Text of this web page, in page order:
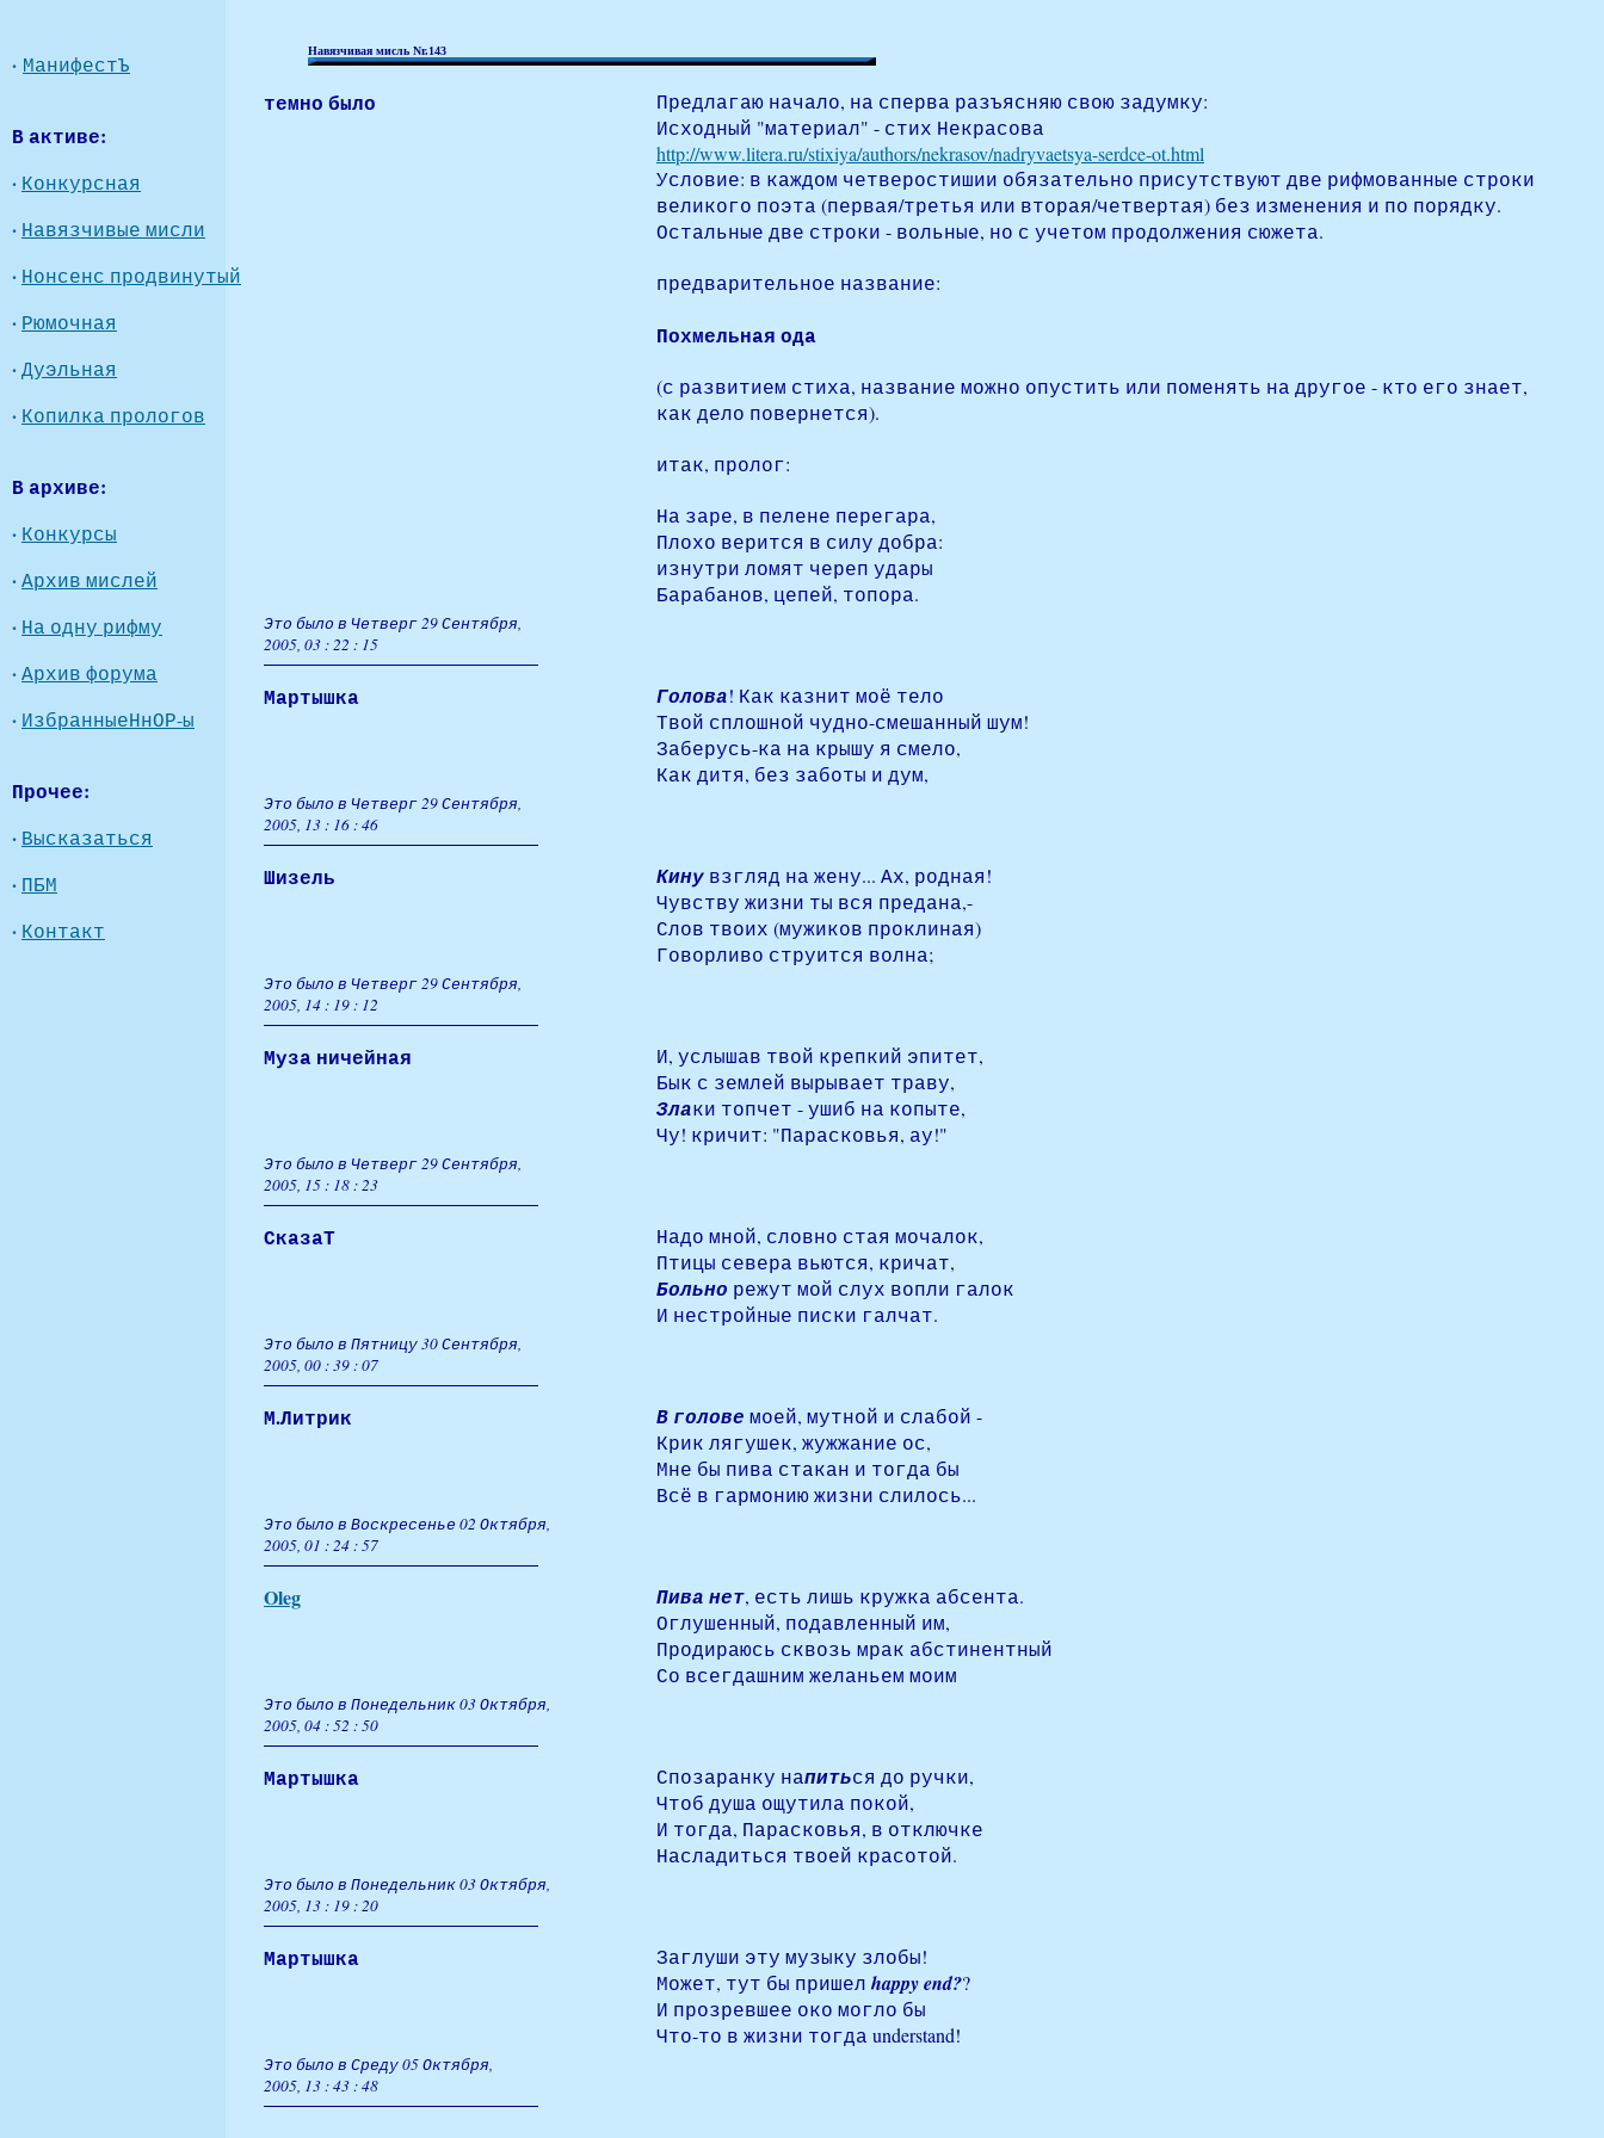
· МанифестЪ
В активе:
· Конкурсная
· Навязчивые мисли
· Нонсенс продвинутый
· Рюмочная
·Дуэльная
· Копилка прологов
В архиве:
· Конкурсы
·Архив мислей
· На одну рифму
·Архив форума
· ИзбранныеНнОР-ы
Прочее:
· Высказаться
· ПБМ
· Контакт
Навязчивая мисль Nr.143
темно было
Предлагаю начало, на сперва разъясняю свою задумку:
Исходный "материал" - стих Некрасова
http://www.litera.ru/stixiya/authors/nekrasov/nadryvaetsya-serdce-ot.html
Условие: в каждом четверостишии обязательно присутствуют две рифмованные строки
великого поэта (первая/третья или вторая/четвертая) без изменения и по порядку.
Остальные две строки - вольные, но с учетом продолжения сюжета.
предварительное название:
Похмельная ода
(с развитием стиха, название можно опустить или поменять на другое - кто его знает,
как дело повернется).
итак, пролог:
На заре, в пелене перегара,
Плохо верится в силу добра:
изнутри ломят череп удары
Барабанов, цепей, топора.
Это было в Четверг 29 Сентября,
2005, 03 : 22 : 15
Мартышка Голова! Как казнит моё тело
Твой сплошной чудно-смешанный шум!
Заберусь-ка на крышу я смело,
Как дитя, без заботы и дум,
Это было в Четверг 29 Сентября,
2005, 13 : 16 : 46
Шизель Кину взгляд на жену... Ах, родная!
Чувству жизни ты вся предана,-
Слов твоих (мужиков проклиная)
Говорливо струится волна;
Это было в Четверг 29 Сентября,
2005, 14 : 19 : 12
Муза ничейная
И, услышав твой крепкий эпитет,
Бык с землей вырывает траву,
Злаки топчет - ушиб на копыте,
Чу! кричит: "Парасковья, ау!"
Это было в Четверг 29 Сентября,
2005, 15 : 18 : 23
СказаТ
Надо мной, словно стая мочалок,
Птицы севера вьются, кричат,
Больно режут мой слух вопли галок
И нестройные писки галчат.
Это было в Пятницу 30 Сентября,
2005, 00 : 39 : 07
М.Литрик В голове моей, мутной и слабой -
Крик лягушек, жужжание ос,
Мне бы пива стакан и тогда бы
Всё в гармонию жизни слилось...
Это было в Воскресенье 02 Октября,
2005, 01 : 24 : 57
Oleg Пива нет, есть лишь кружка абсента.
Оглушенный, подавленный им,
Продираюсь сквозь мрак абстинентный
Со всегдашним желаньем моим
Это было в Понедельник 03 Октября,
2005, 04 : 52 : 50
Мартышка Спозаранку напиться до ручки,
Чтоб душа ощутила покой,
И тогда, Парасковья, в отключке
Насладиться твоей красотой.
Это было в Понедельник 03 Октября,
2005, 13 : 19 : 20
Мартышка
Заглуши эту музыку злобы!
Может, тут бы пришел happy end??
И прозревшее око могло бы
Что-то в жизни тогда understand!
Это было в Среду 05 Октября,
2005, 13 : 43 : 48